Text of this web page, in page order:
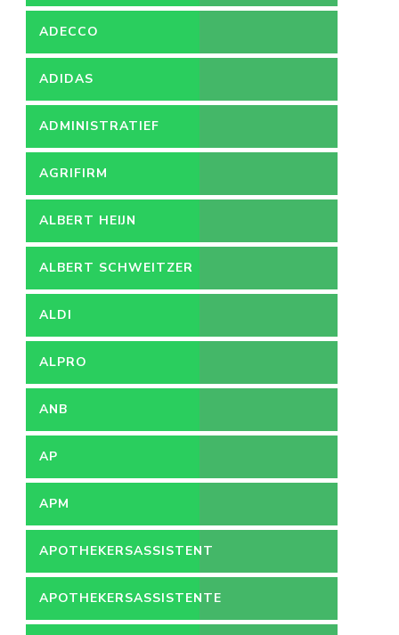
ADECCO
ADIDAS
ADMINISTRATIEF
MEDEWERKER
AGRIFIRM
ALBERT HEIJN
ALBERT SCHWEITZER
ZIEKENHUIS
ALDI
ALPRO
ANB
AP
APM
APOTHEKERSASSISTENT
APOTHEKERSASSISTENTE